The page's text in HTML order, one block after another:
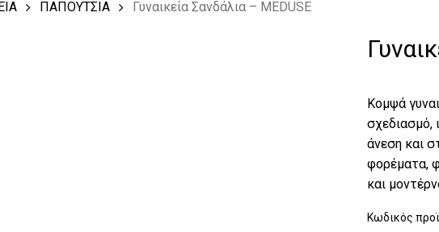
ΠΑΠΟΥΤΣΙΑ Γυναικεία Σανδάλια – MEDUSE
Κομψά
σχεδιασμό,
άνεση και
φορέματα,
και
Κωδικός